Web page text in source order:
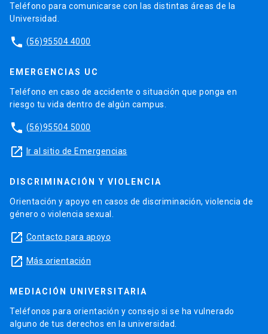
Teléfono para comunicarse con las distintas áreas de la
Universidad.
phone (56)95504 4000
EMERGENCIAS UC
Teléfono en caso de accidente o situación que ponga en
riesgo tu vida dentro de algún campus.
phone (56)95504 5000
launch Ir al sitio de Emergencias
DISCRIMINACIÓN Y VIOLENCIA
Orientación y apoyo en casos de discriminación, violencia de
género o violencia sexual.
launch Contacto para apoyo
launch Más orientación
MEDIACIÓN UNIVERSITARIA
Teléfonos para orientación y consejo si se ha vulnerado
alguno de tus derechos en la universidad.